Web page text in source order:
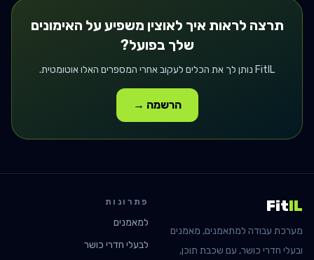
תרצה לראות איך לאוצין משפיע על האימונים
שלך בפועל?
FitIL נותן לך את הכלים לעקוב אחרי המספרים האלו אוטומטית.
הרשמה →
FitIL
מערכת עבודה למתאמנים, מאמנים
ובעלי חדרי כושר, עם שכבת תוכן,
פתרונות
למאמנים
לבעלי חדרי כושר